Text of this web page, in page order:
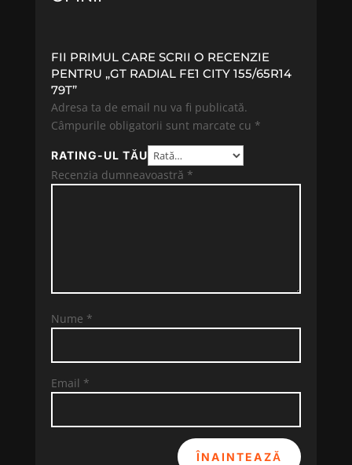
FII PRIMUL CARE SCRII O RECENZIE
PENTRU „GT RADIAL FE1 CITY 155/65R14
79T”
Adresa ta de email nu va fi publicată.
Câmpurile obligatorii sunt marcate cu *
RATING-UL TĂU
Recenzia dumneavoastră *
Nume *
Email *
ÎNAINTEAZĂ